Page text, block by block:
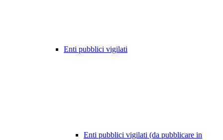
Enti pubblici vigilati
Enti pubblici vigilati (da pubblicare in